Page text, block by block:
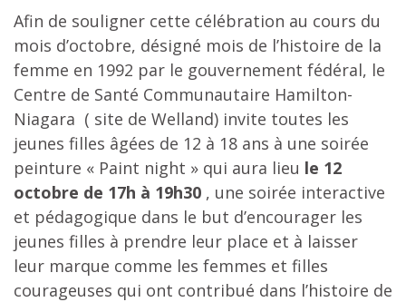
Afin de souligner cette célébration au cours du
mois d’octobre, désigné mois de l’histoire de la
femme en 1992 par le gouvernement fédéral, le
Centre de Santé Communautaire Hamilton-
Niagara ( site de Welland) invite toutes les
jeunes filles âgées de 12 à 18 ans à une soirée
peinture « Paint night » qui aura lieu le 12
octobre de 17h à 19h30 , une soirée interactive
et pédagogique dans le but d’encourager les
jeunes filles à prendre leur place et à laisser
leur marque comme les femmes et filles
courageuses qui ont contribué dans l’histoire de